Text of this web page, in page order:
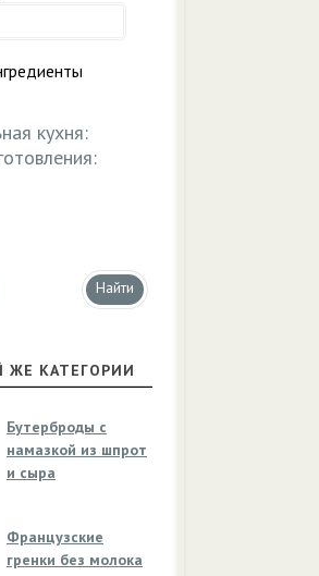
кухня:
ЖЕ КАТЕГОРИИ
Бутерброды с
намазкой из шпрот
и сыра
Французские
гренки без молока